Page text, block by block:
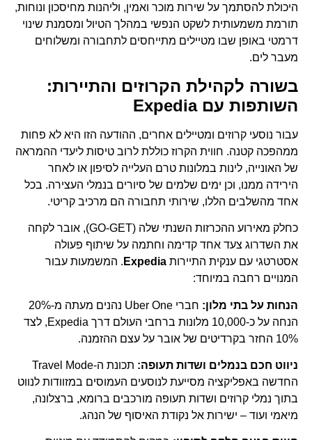
היכולת להסתמך על שירות מוכר ואמין, וליהנות מחיסכון ונוחות,
תורמת משמעותית לשקט הנפשי במהלך הטיול ומסמנת שינוי
דרמטי באופן שבו מטיילים מתייחסים לתחבורה ומשלוחים
מעבר לים.
בשורה לקהילת הקרוזים והתיירות:
השותפות עם Expedia
עבור נוסעי קרוזים ומטיילים אחרים, ההודעה הזו היא לא פחות
ממהפכה קטנה. חווית הקרוז כוללת לרוב טיסות ליעדי ההמראה
של האונייה, לינות במלונות טרם העלייה לסיפון או לאחר
הירידה ממנו, וכן ימים שלמים של סיורים בנמלי העצירה. בכל
אחד מהשלבים הללו, שירותי תחבורה הם מרכיב קריטי.
כחלק מאירוע ההכרזות השנתי שלה (GO-GET), אובר לקחה
את השדרוג צעד אחד קדימה וחתמה על שיתוף פעולה
אסטרטגי עם ענקית התיירות Expedia . המשמעות עבור
המנויים רחבה במיוחד:
הנחות על בתי מלון:
חברי Uber One נהנים מעתה מ-20%
הנחה על כ-10,000 מלונות ברחבי העולם דרך Expedia, לצד
10% החזר בקרדיטים של אובר על עצם ההזמנה.
ניווט חכם בנמלים ושדות תעופה:
תכונת ה-Travel Mode
החדשה באפליקציה מסייעת לנוסעים העמוסים במזוודות לנווט
בתוך נמלי קרוזים ושדות תעופה מורכבים ברומא, ברצלונה,
מיאמי ועוד – ישירות אל נקודת האיסוף של הנהג.